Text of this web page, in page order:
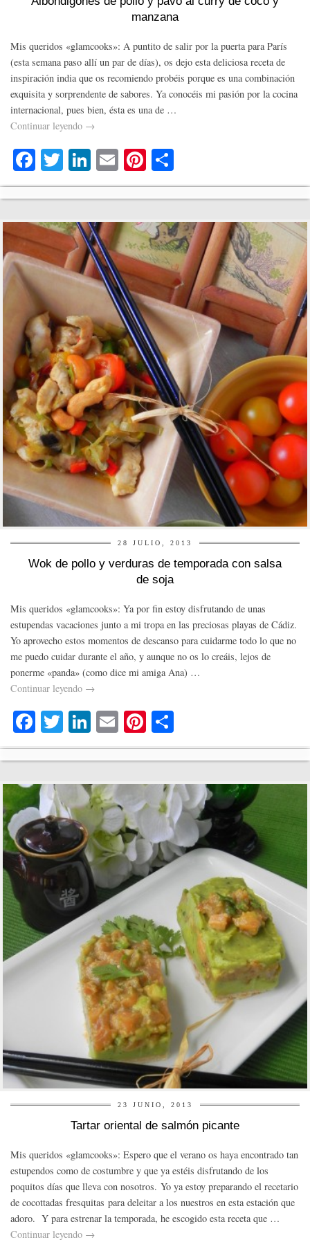
manzana
Mis queridos «glamcooks»: A puntito de salir por la puerta para París
(esta semana paso allí un par de días), os dejo esta deliciosa receta de
inspiración india que os recomiendo probéis porque es una combinación
exquisita y sorprendente de sabores. Ya conocéis mi pasión por la cocina
internacional, pues bien, ésta es una de …
Continuar leyendo →
Fa
ce
bo
ok
T
wi
tte
r
Li
nk
ed
In
E
m
ail
Pi
nt
er
es
t
o
m
pa
rti
r
28 JULIO, 2013
Wok de pollo y verduras de temporada con salsa
de soja
Mis queridos «glamcooks»: Ya por fin estoy disfrutando de unas
estupendas vacaciones junto a mi tropa en las preciosas playas de Cádiz.
Yo aprovecho estos momentos de descanso para cuidarme todo lo que no
me puedo cuidar durante el año, y aunque no os lo creáis, lejos de
ponerme «panda» (como dice mi amiga Ana) …
Continuar leyendo →
Fa
ce
bo
ok
T
wi
tte
r
Li
nk
ed
In
E
m
ail
Pi
nt
er
es
t
o
m
pa
rti
r
23 JUNIO, 2013
Tartar oriental de salmón picante
Mis queridos «glamcooks»: Espero que el verano os haya encontrado tan
estupendos como de costumbre y que ya estéis disfrutando de los
poquitos días que lleva con nosotros. Yo ya estoy preparando el recetario
de cocottadas fresquitas para deleitar a los nuestros en esta estación que
adoro. Y para estrenar la temporada, he escogido esta receta que …
Continuar leyendo →